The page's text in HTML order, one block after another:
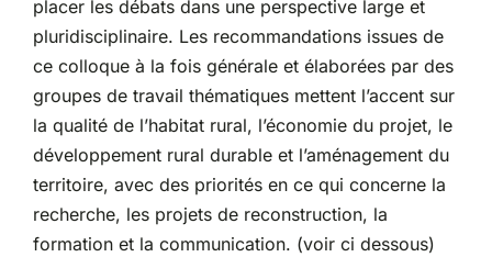
placer les débats dans une perspective large et
pluridisciplinaire. Les recommandations issues de
ce colloque à la fois générale et élaborées par des
groupes de travail thématiques mettent l’accent sur
la qualité de l’habitat rural, l’économie du projet, le
développement rural durable et l’aménagement du
territoire, avec des priorités en ce qui concerne la
recherche, les projets de reconstruction, la
formation et la communication. (voir ci dessous)